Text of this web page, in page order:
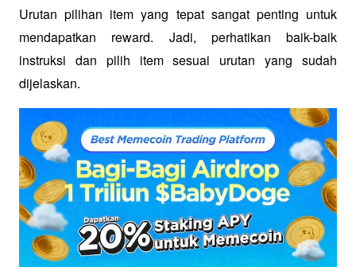
Urutan pilihan item yang tepat sangat penting untuk
mendapatkan reward. Jadi, perhatikan baik-baik
instruksi dan pilih item sesuai urutan yang sudah
dijelaskan.